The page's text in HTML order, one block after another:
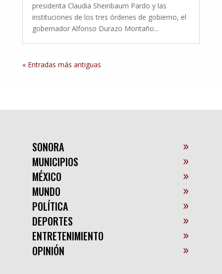
presidenta Claudia Sheinbaum Pardo y las
instituciones de los tres órdenes de gobierno, el
gobernador Alfonso Durazo Montaño...
« Entradas más antiguas
SONORA
MUNICIPIOS
MÉXICO
MUNDO
POLÍTICA
DEPORTES
ENTRETENIMIENTO
OPINIÓN